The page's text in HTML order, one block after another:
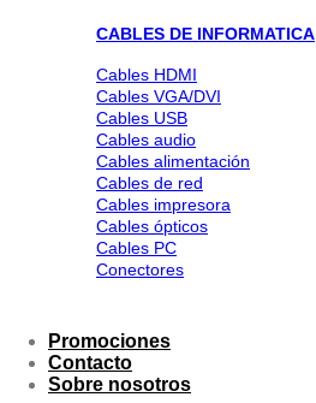
CABLES DE INFORMATICA
Cables HDMI
Cables VGA/DVI
Cables USB
Cables audio
Cables alimentación
Cables de red
Cables impresora
Cables ópticos
Cables PC
Conectores
Promociones
Contacto
Sobre nosotros